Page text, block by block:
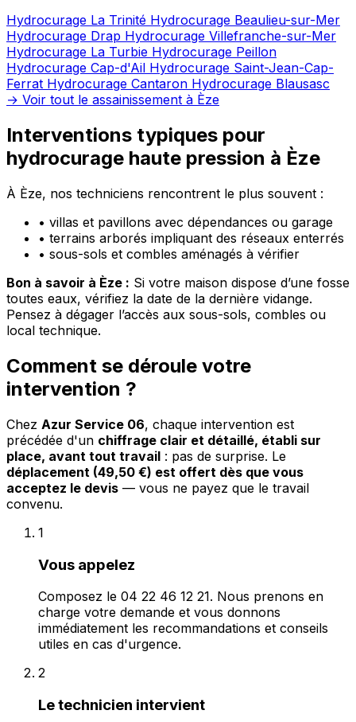
Hydrocurage La Trinité Hydrocurage Beaulieu-sur-Mer
Hydrocurage Drap Hydrocurage Villefranche-sur-Mer
Hydrocurage La Turbie Hydrocurage Peillon
Hydrocurage Cap-d'Ail Hydrocurage Saint-Jean-Cap-
Ferrat Hydrocurage Cantaron Hydrocurage Blausasc
→ Voir tout le assainissement à Èze
Interventions typiques pour
hydrocurage haute pression à Èze
À Èze, nos techniciens rencontrent le plus souvent :
• villas et pavillons avec dépendances ou garage
• terrains arborés impliquant des réseaux enterrés
• sous-sols et combles aménagés à vérifier
Bon à savoir à Èze : Si votre maison dispose d’une fosse
toutes eaux, vérifiez la date de la dernière vidange.
Pensez à dégager l’accès aux sous-sols, combles ou
local technique.
Comment se déroule votre
intervention ?
Chez Azur Service 06, chaque intervention est
précédée d'un chiffrage clair et détaillé, établi sur
place, avant tout travail : pas de surprise. Le
déplacement (49,50 €) est offert dès que vous
acceptez le devis — vous ne payez que le travail
convenu.
1
Vous appelez
Composez le 04 22 46 12 21. Nous prenons en
charge votre demande et vous donnons
immédiatement les recommandations et conseils
utiles en cas d'urgence.
2
Le technicien intervient